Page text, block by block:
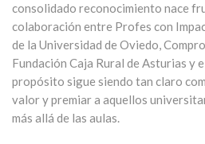
consolidado reconocimiento nace
colaboración entre Profes con
de la Universidad de Oviedo,
Fundación Caja Rural de Asturias y
propósito sigue siendo tan claro
valor y premiar a aquellos
más allá de las aulas.